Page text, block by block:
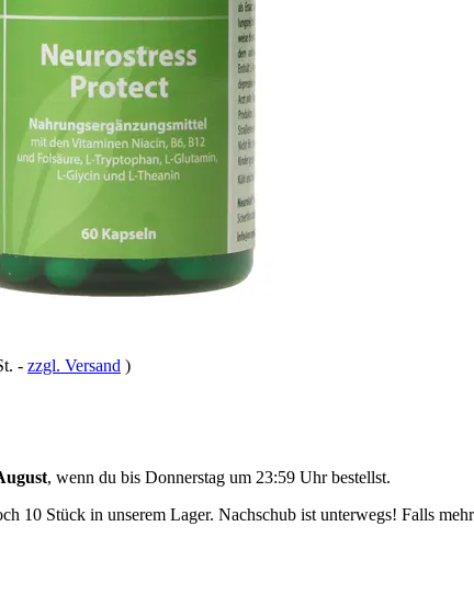
- zzgl. Versand )
, wenn du bis Donnerstag um 23:59 Uhrbestellst.
10 Stück in unserem Lager. Nachschub ist unterwegs! Falls